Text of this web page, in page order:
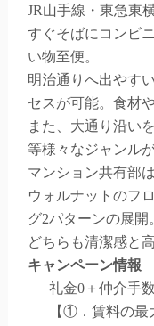
JR山手線・東急東
すぐそばにコンビ
い物至便。
明治通りへ出やす
セスが可能。食材
また、大通り沿い
等様々なジャンル
マンション共有部
ウォルナットのフ
グ2パターンの展開
どちらも清潔感と
キャンペーン情報
礼金0 ＋仲介手
【①．賃料の最